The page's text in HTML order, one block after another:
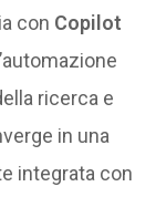
con Copilot
ricerca e
in una
integrata con